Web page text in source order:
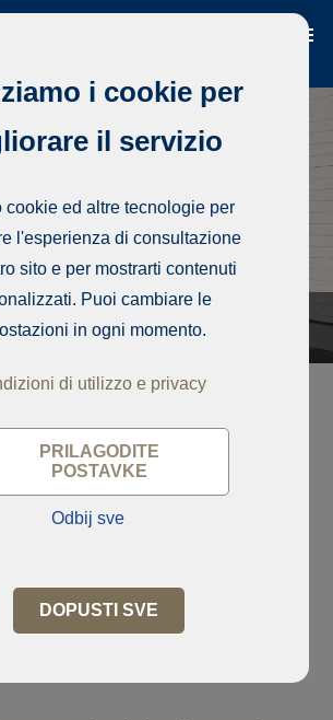
Skinnarbackantie
Asemankulma
LEVEL
i cookie per
il servizio
cookie ed altre tecnologie per
l'esperienza di consultazione
sito e per mostrarti contenuti
Puoi cambiare le
in ogni momento.
di utilizzo e privacy
PRILAGODITE
POSTAVKE
Odbij sve
DOPUSTI SVE